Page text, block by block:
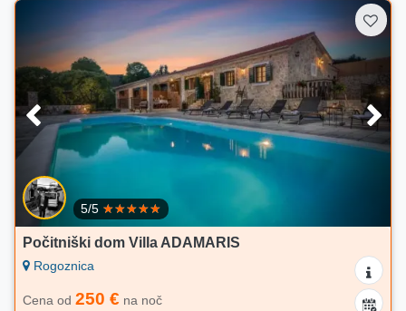
5/5
Počitniški dom Villa ADAMARIS
Rogoznica
Cena od 250 € na noč